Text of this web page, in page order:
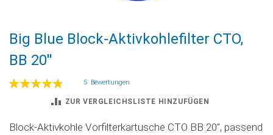
Anfang
der
Bildgalerie
springen
Big Blue Block-Aktivkohlefilter CTO,
BB 20''
Bewertung:
5 Bewertungen
ZUR VERGLEICHSLISTE HINZUFÜGEN
Block-Aktivkohle Vorfilterkartusche CTO BB 20", passend